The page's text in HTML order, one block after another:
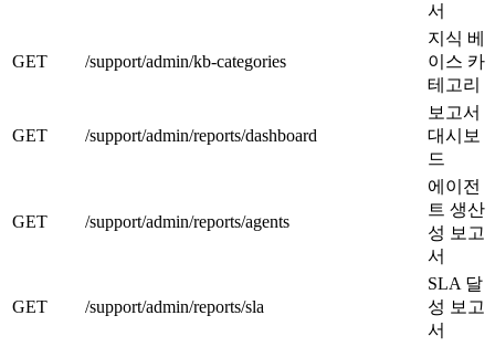
서
GET /support/admin/kb-categories
지식 베
이스 카
테고리
GET /support/admin/reports/dashboard
보고서
대시보
드
GET /support/admin/reports/agents
에이전
트 생산
성 보고
서
GET /support/admin/reports/sla
SLA 달
성 보고
서